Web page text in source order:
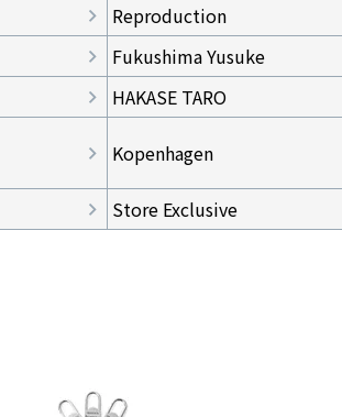
Reproduction
Fukushima Yusuke
HAKASE TARO
Kopenhagen
Store Exclusive